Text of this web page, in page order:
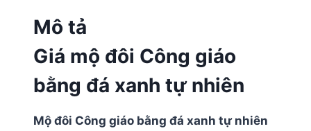
Mô tả
Giá mộ đôi Công giáo
bằng đá xanh tự nhiên
Mộ đôi Công giáo bằng đá xanh tự nhiên